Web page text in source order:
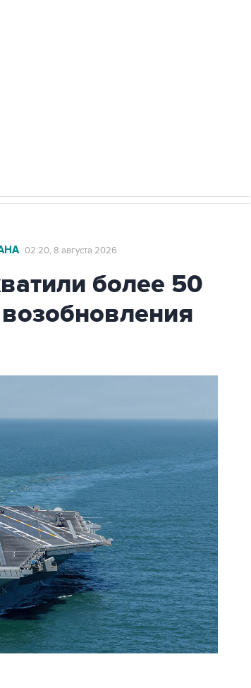
02:20, 8 августа 2026
более 50